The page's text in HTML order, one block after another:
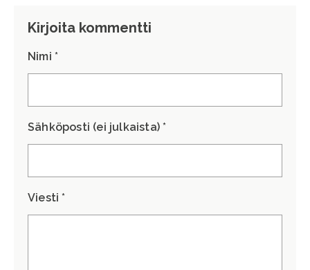
Kirjoita kommentti
Nimi *
Sähköposti (ei julkaista) *
Viesti *